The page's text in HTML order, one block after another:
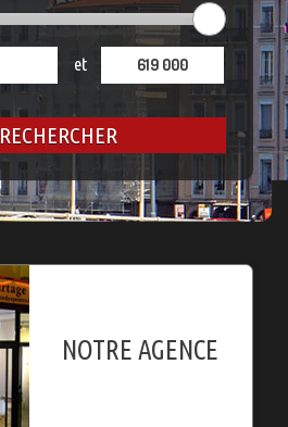
et
RECHERCHER
NOTRE AGENCE